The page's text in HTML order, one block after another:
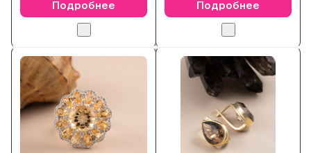
Подробнее Подробнее